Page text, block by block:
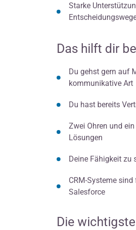
Starke
Das hilft dir
Du gehst gern auf
kommunikative Art
Du hast bereits
Zwei Ohren und
Lösungen
Deine Fähigkeit zu
CRM-Systeme
Salesforce
Die